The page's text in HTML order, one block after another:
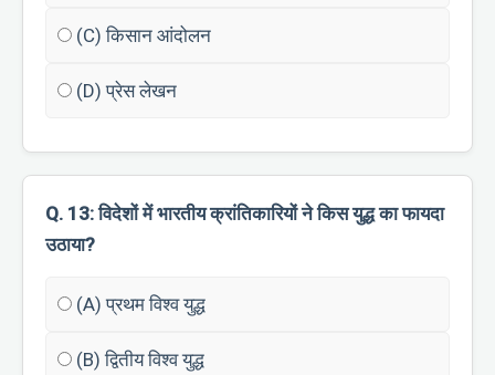
(C) किसान आंदोलन
(D) प्रेस लेखन
Q. 13: विदेशों में भारतीय क्रांतिकारियों ने किस युद्ध का फायदा
उठाया?
(A) प्रथम विश्व युद्ध
(B) द्वितीय विश्व युद्ध